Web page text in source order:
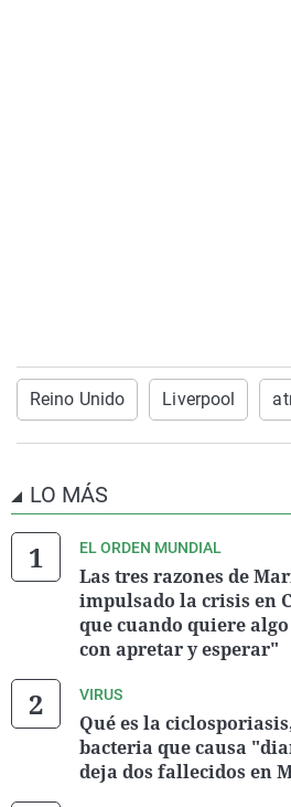
Reino Unido Liverpool
LO MÁS
EL ORDEN MUNDIAL
Las tres razones de
impulsado la crisis en
que cuando quiere
con apretar y esperar"
VIRUS
Qué es la
bacteria que causa
deja dos fallecidos en